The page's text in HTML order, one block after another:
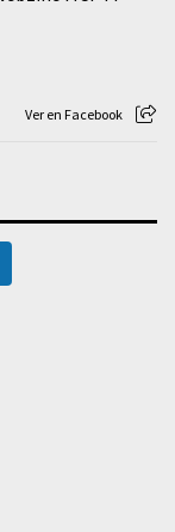
Ver en Facebook